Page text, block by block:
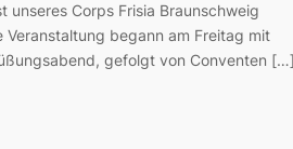
unseres Corps Frisia Braunschweig
Veranstaltung begann am Freitag mit
gefolgt von Conventen […]